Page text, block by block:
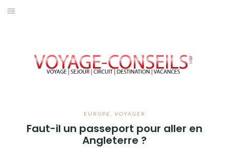
Aller
EUROPE VOYAGER
Faut-il un passeport pour aller en
Angleterre ?
OCEANIE